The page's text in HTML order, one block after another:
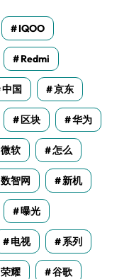
IQOO
Redmi
中国 京东
区块 华为
微软 怎么
数智网 新机
曝光
电视 系列
荣耀 谷歌